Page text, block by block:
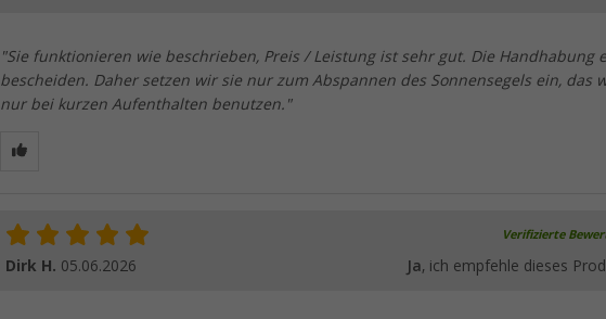
"Sie funktionieren wie beschrieben, Preis / Leistung ist sehr gut. Die Handhabung
bescheiden. Daher setzen wir sie nur zum Abspannen des Sonnensegels ein, das
nur bei kurzen Aufenthalten benutzen."
Verifizierte
Dirk H. 05.06.2026 Ja, ich empfehle dieses